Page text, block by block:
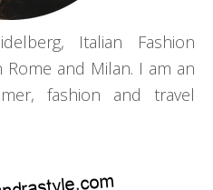
Italian Fashion
and Milan. I am an
fashion and travel